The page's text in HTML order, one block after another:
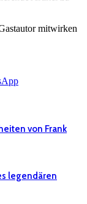
mitwirken
von Frank
legendären